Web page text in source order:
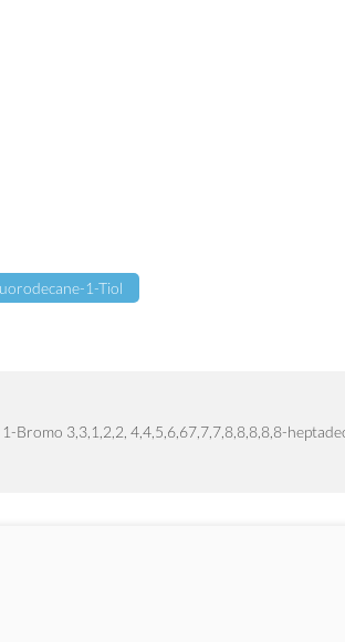
1-Tiol
1-Bromo 3,3,1,2,2, 4,4,5,6,67,7,7,8,8,8,8,8-